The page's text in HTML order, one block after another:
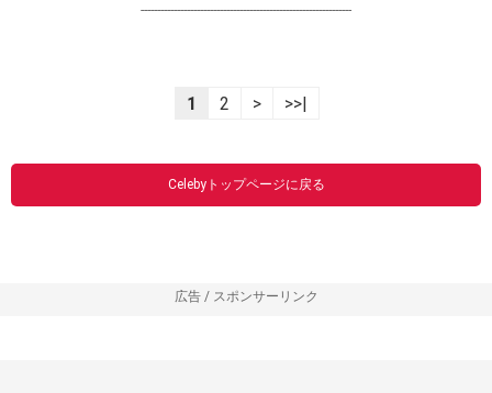
----------------------------------------------------------------
1 2 > >>|
Celebyトップページに戻る
広告 / スポンサーリンク